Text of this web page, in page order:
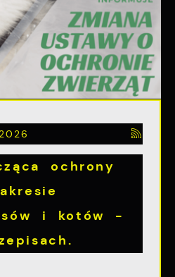
ochrony
i kotów -
charakterze
nasze treści w
ofert, komunikatów